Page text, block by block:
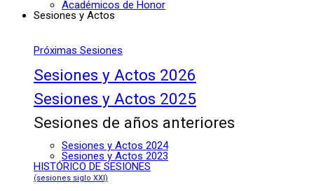
Académicos de Honor
Sesiones y Actos
Próximas Sesiones
Sesiones y Actos 2026
Sesiones y Actos 2025
Sesiones de años anteriores
Sesiones y Actos 2024
Sesiones y Actos 2023
HISTÓRICO DE SESIONES
(sesiones siglo XXI)